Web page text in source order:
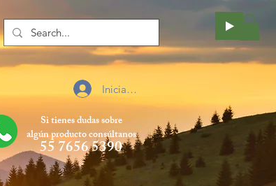
Si tienes dudas sobre
algún productoconsúltanos
55 7656 5390
Iniciar sesión